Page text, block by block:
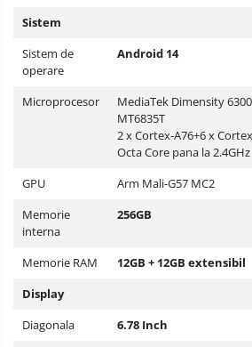
Sistem
Sistem de
operare
Android 14
Microprocesor
MediaTek Dimensity 6300
MT6835T
2 x Cortex-A76+6 x
Octa Core pana la 2.4GHz
GPU
Arm Mali-G57 MC2
Memorie
interna
256GB
Memorie RAM
12GB + 12GB extensibil
Display
Diagonala
6.78 Inch